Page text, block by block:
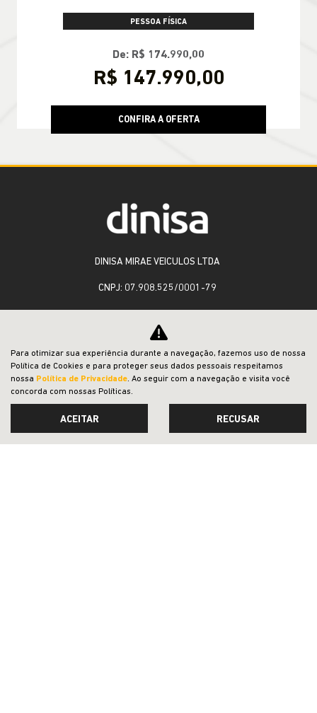
PESSOA FÍSICA
De: R$ 174.990,00
R$ 147.990,00
CONFIRA A OFERTA
DINISA MIRAE VEICULOS LTDA
CNPJ: 07.908.525/0001-79
OFERTAS
NOVOS
VENDAS DIRETAS
Para otimizar sua experiência durante a navegação, fazemos uso de nossa
Política de Cookies e para proteger seus dados pessoais respeitamos
nossa Política de Privacidade. Ao seguir com a navegação e visita você
concorda com nossas Políticas.
ACEITAR RECUSAR